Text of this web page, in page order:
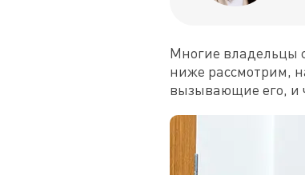
Многие владельцы
ниже рассмотрим,
вызывающие его, и